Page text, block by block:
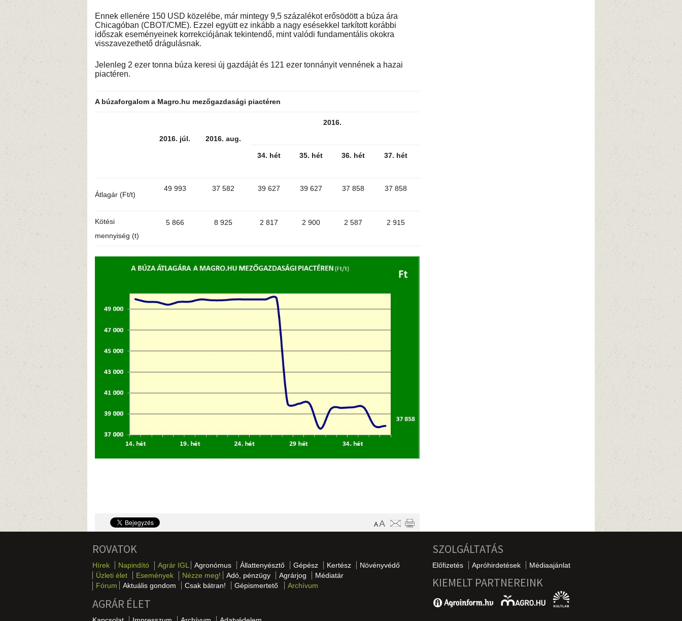
Ennek ellenére 150 USD közelébe, már mintegy 9,5 százalékot erősödött a búza ára
Chicagóban (CBOT/CME). Ezzel együtt ez inkább a nagy esésekkel tarkított korábbi
időszak eseményeinek korrekciójának tekintendő, mint valódi fundamentális okokra
visszavezethető drágulásnak.
Jelenleg 2 ezer tonna búza keresi új gazdáját és 121 ezer tonnányit vennének a hazai
piactéren.
A búzaforgalom a Magro.hu mezőgazdasági piactéren
2016. júl. 2016. aug.
2016.
34. hét 35. hét 36. hét 37. hét
Átlagár (Ft/t)
49 993 37 582 39 627 39 627 37 858 37 858
Kötési
mennyiség (t)
5 866 8 925 2 817 2 900 2 587 2 915
A A
ROVATOK
Hírek Napindító Agrár IGL Agronómus Állattenyésztő Gépész Kertész
Növényvédő
Üzleti élet
Események Nézze meg! Adó, pénzügy Agrárjog
Médiatár
Fórum
Aktuális gondom Csak bátran! Gépismertető Archívum
AGRÁR ÉLET
SZOLGÁLTATÁS
Előfizetés Apróhirdetések Médiaajánlat
KIEMELT PARTNEREINK